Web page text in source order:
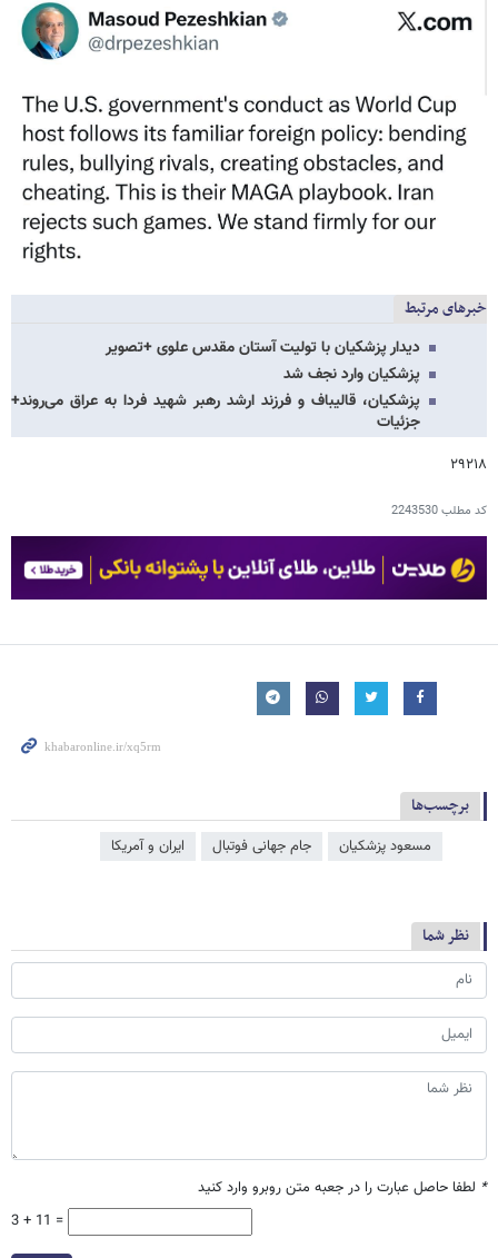
خبرهای مرتبط
دیدار پزشکیان با تولیت آستان مقدس علوی +تصویر
پزشکیان وارد نجف شد
پزشکیان، قالیباف و فرزند ارشد رهبر شهید فردا به عراق می‌روند+
جزئیات
۲۹۲۱۸
کد مطلب2243530
برچسب‌ها
مسعود پزشکیان جام جهانی فوتبال ایران و آمریکا
نظر شما
* لطفا حاصل عبارت را در جعبه متن روبرو وارد کنید
3 + 11 =